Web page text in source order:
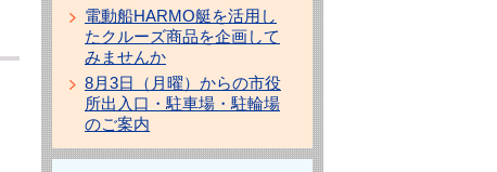
電動船HARMO艇を活用し
たクルーズ商品を企画して
みませんか
8月3日（月曜）からの市役
所出入口・駐車場・駐輪場
のご案内